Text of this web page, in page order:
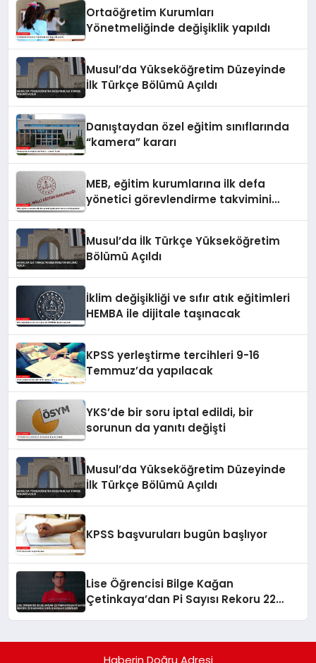
Ortaöğretim Kurumları
Yönetmeliğinde değişiklik yapıldı
Musul’da Yükseköğretim Düzeyinde
İlk Türkçe Bölümü Açıldı
Danıştaydan özel eğitim sınıflarında
“kamera” kararı
MEB, eğitim kurumlarına ilk defa
yönetici görevlendirme takvimini
Musul’da İlk Türkçe Yükseköğretim
Bölümü Açıldı
İklim değişikliği ve sıfır atık eğitimleri
HEMBA ile dijitale taşınacak
KPSS yerleştirme tercihleri 9-16
Temmuz’da yapılacak
YKS’de bir soru iptal edildi, bir
sorunun da yanıtı değişti
Musul’da Yükseköğretim Düzeyinde
İlk Türkçe Bölümü Açıldı
KPSS başvuruları bugün başlıyor
Lise Öğrencisi Bilge Kağan
Çetinkaya’dan Pi Sayısı Rekoru 22
Haberin Doğru Adresi